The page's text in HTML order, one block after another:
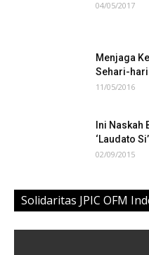
04/05/2017
Menjaga
Sehari-hari
11/05/2016
Ini
‘Laudato Si’
02/09/2015
Solidaritas JPIC OFM